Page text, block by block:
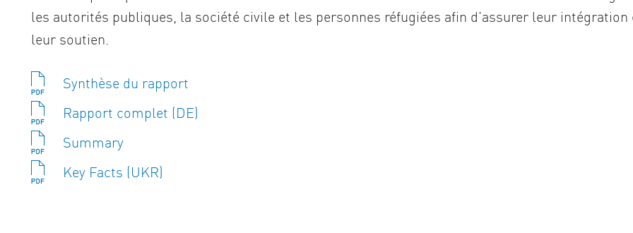
les autorités publiques, la société civile et les personnes réfugiées afin d’assurer leur intégration
leur soutien.
Synthèse du rapport
Rapport complet (DE)
Summary
Key Facts (UKR)